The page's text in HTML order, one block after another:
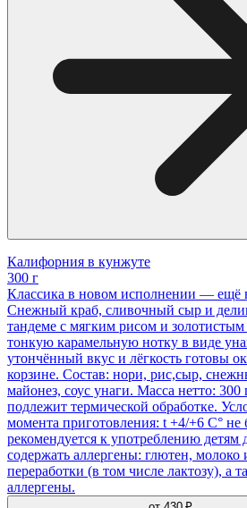
Калифорния в кунжуте
300 г
Классика в новом исполнении — ещё
Снежный краб, сливочный сыр и
тандеме с мягким рисом и
тонкую карамельную нотку в виде
утончённый вкус и лёгкость готовы
корзине. Состав: нори, рис,сыр,
майонез, соус унаги. Масса нетто: 300
подлежит термической обработке.
момента приготовления: t +4/+6 С° не
рекомендуется к употреблению детям
содержать аллергены: глютен, молоко
переработки (в том числе лактозу), а
аллергены.